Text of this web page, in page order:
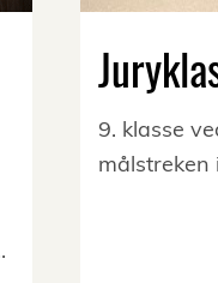
9. klasse
målstreken